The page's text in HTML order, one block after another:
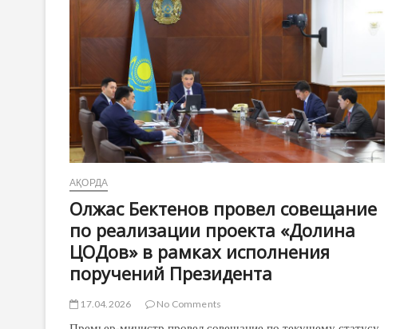
АҚОРДА
Олжас Бектенов провел совещание
по реализации проекта «Долина
ЦОДов» в рамках исполнения
поручений Президента
17.04.2026 No Comments